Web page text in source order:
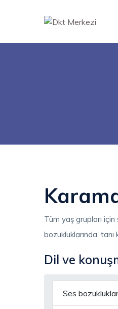
Tüm yaş grupları
bozukluklarında,
Dil ve
Ses